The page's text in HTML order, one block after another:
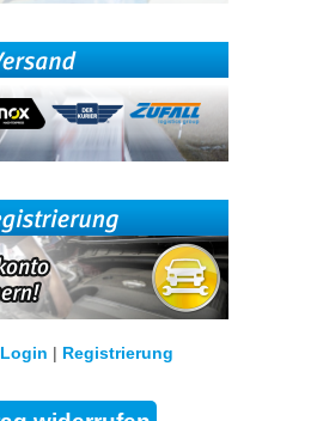
Login | Registrierung